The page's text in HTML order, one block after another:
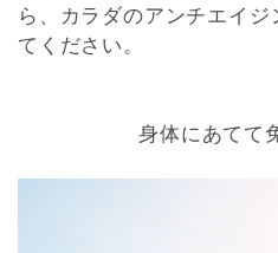
ら、カラダのアンチエイ
てください。
身体にあてて